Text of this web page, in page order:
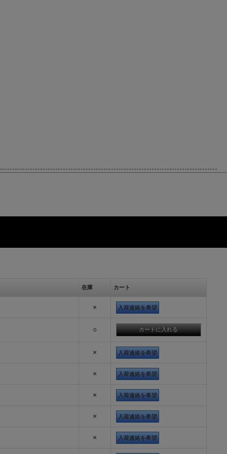
在庫 カート
× 入荷連絡を希望
○
× 入荷連絡を希望
× 入荷連絡を希望
× 入荷連絡を希望
× 入荷連絡を希望
× 入荷連絡を希望